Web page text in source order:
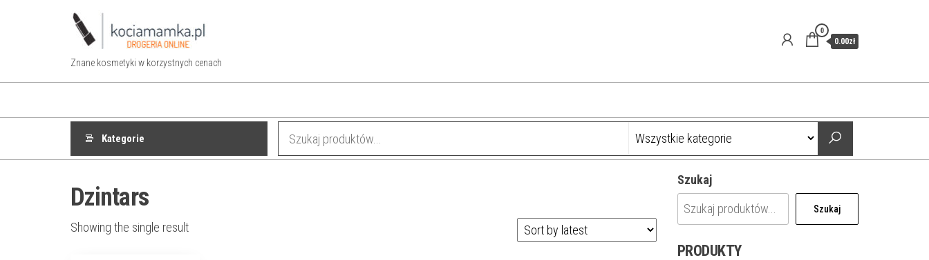
Znane kosmetyki w korzystnych cenach
0
0.00zł
Kategorie
Dzintars
Showing the single result
Szukaj
Szukaj
PRODUKTY